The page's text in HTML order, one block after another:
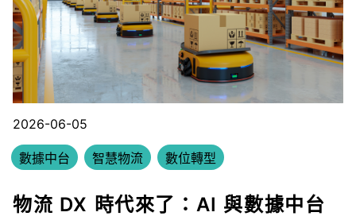
2026-06-05
數據中台 智慧物流 數位轉型
物流 DX 時代來了：AI 與數據中台